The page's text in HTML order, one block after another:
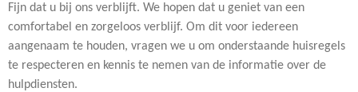
Fijn dat u bij ons verblijft. We hopen dat u geniet van een
comfortabel en zorgeloos verblijf. Om dit voor iedereen
aangenaam te houden, vragen we u om onderstaande huisregels
te respecteren en kennis te nemen van de informatie over de
hulpdiensten.